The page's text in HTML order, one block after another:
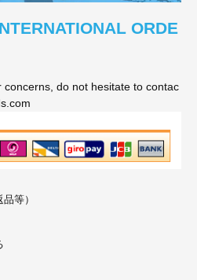
ORDE
do not hesitate to contac
等）